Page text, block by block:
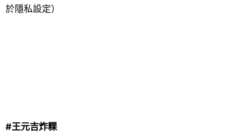
於隱私設定）
#王元吉炸粿